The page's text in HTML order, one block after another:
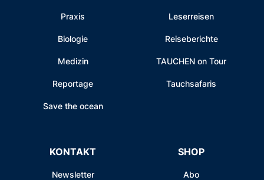
Praxis
Biologie
Medizin
Reportage
Save the ocean
Leserreisen
Reiseberichte
TAUCHEN on Tour
Tauchsafaris
KONTAKT
Newsletter
SHOP
Abo